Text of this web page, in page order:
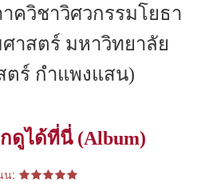
ควิชาวิศวกรรมโยธา
าสตร์ มหาวิทยาลัย
ตร์ กำแพงแสน)
ดูได้ที่นี่ (Album)
น: